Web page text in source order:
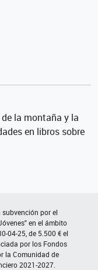
la montaña y la
en libros sobre
por el
en el ámbito
04-25, de 5.500 € el
por los Fondos
la Comunidad de
2021-2027.